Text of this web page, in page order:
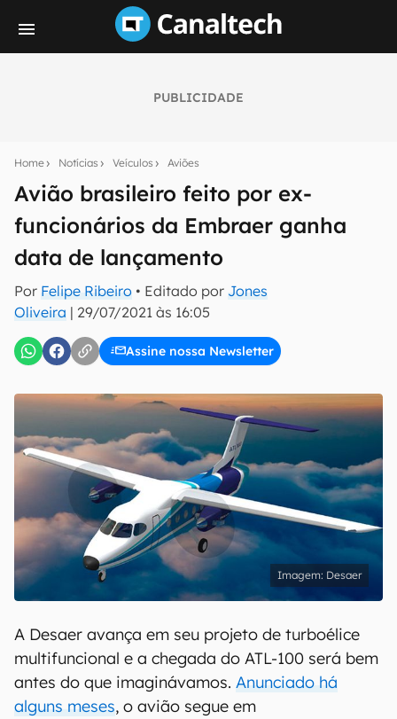
PUBLICIDADE
Home Notícias Veículos Aviões
Avião brasileiro feito por ex-
funcionários da Embraer ganha
data de lançamento
Por Felipe Ribeiro • Editado por Jones
Oliveira | 29/07/2021 às 16:05
Assine nossa Newsletter
notícias e reviews sobre tecnologia em primeira
mão.
E-mail
inscreva-se
Confirmo que li, aceito e concordo com os Termos de
Uso e Política de Privacidade do Canaltech.
Desaer
A Desaer avança em seu projeto de turboélice
multifuncional e a chegada do ATL-100 será bem
antes do que imaginávamos. Anunciado há
alguns meses, o avião segue em